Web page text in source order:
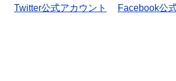
Twitter公式アカウント
Facebook公